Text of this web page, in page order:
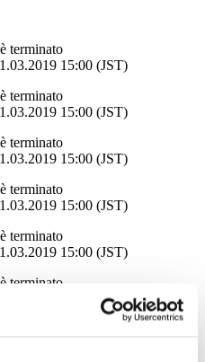
terminato
15:00 (JST)
terminato
15:00 (JST)
terminato
15:00 (JST)
terminato
15:00 (JST)
terminato
15:00 (JST)
terminato
15:00 (JST)